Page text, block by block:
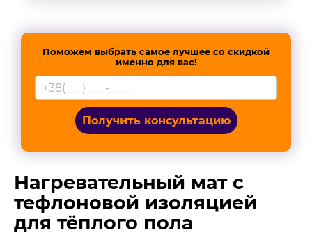
Поможем выбрать самое лучшее со скидкой
именно для вас!
Получить консультацию
Нагревательный мат с
тефлоновой изоляцией
для тёплого пола